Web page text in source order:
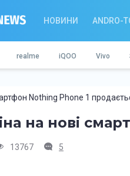
НОВИНИ ANDRO-
realme iQOO Vivo
Nothing Phone 1
на нові
13767 5